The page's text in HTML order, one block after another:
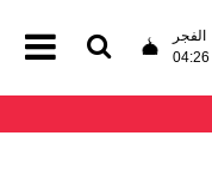
الفجر
04:26